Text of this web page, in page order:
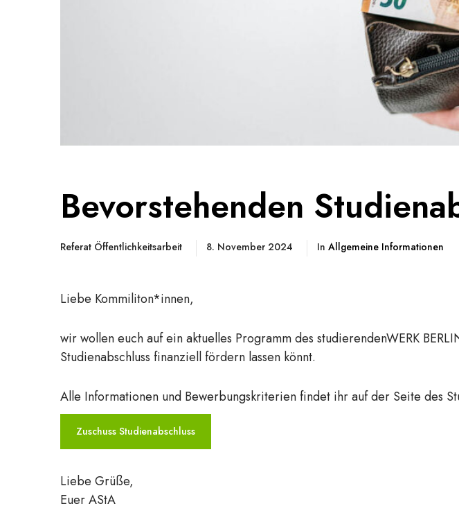
Bevorstehenden
Referat Öffentlichkeitsarbeit 8. November 2024 In Allgemeine Informationen
Liebe Kommiliton*innen,
wir wollen euch auf ein aktuelles Programm des studierendenWERK
Studienabschluss finanziell fördern lassen könnt.
Alle Informationen und Bewerbungskriterien findet ihr auf der Seite des
Zuschuss Studienabschluss
Liebe Grüße,
Euer AStA